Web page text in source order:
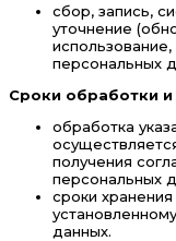
сбор, запись,
уточнение
персональных
Сроки обработки
обработка
получения
персональных
сроки
данных.